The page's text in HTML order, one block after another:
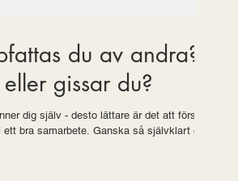
du av andra?
gissar du?
dig själv - desto lättare är det att förstå
bra samarbete. Ganska så självklart eller